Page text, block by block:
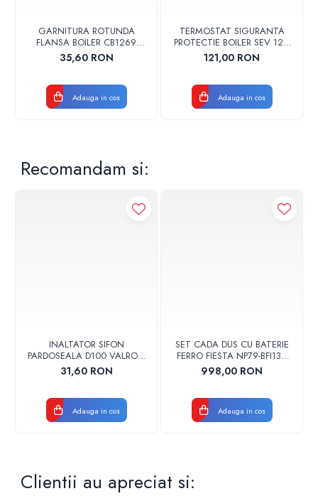
realizate de catre o firma agreata de producator si
autorizata ISCIR.
GARNITURA ROTUNDA
FLANSA BOILER CB1269
102356 ORIGINAL TESY
35,60 RON
Adauga in cos
TERMOSTAT SIGURANTA
PROTECTIE BOILER SEV 125-
150 ISEA 46301060
ORIGINAL FERROLI
121,00 RON
Adauga in cos
Recomandam si:
INALTATOR SIFON
PARDOSEALA D100 VALROM
17001900004
31,60 RON
Adauga in cos
SET CADA DUS CU BATERIE
FERRO FIESTA NP79-BFI13U
CROM
998,00 RON
Adauga in cos
Clientii au apreciat si: